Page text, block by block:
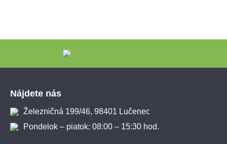
Nájdete nás
Železničná 199/46, 98401 Lučenec
Pondelok – piatok: 08:00 – 15:30 hod.